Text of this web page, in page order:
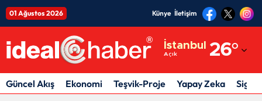
01 Ağustos 2026 Künye İletişim
İstanbul
Açık 26°
Adıyaman
Afyonkarahisar
Güncel Akış Ekonomi Teşvik-Proje Yapay Zeka